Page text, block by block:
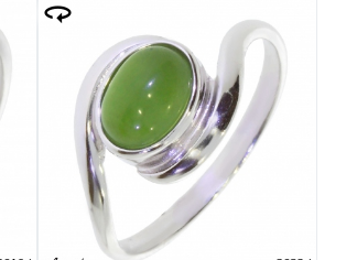
in Europa hergestellte
Schmuck aus
jahrelange Verwendung ohne
elegante Stile zur Kreation.